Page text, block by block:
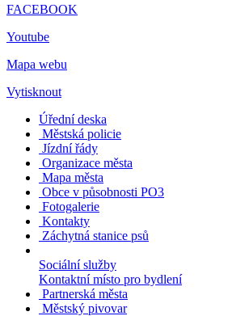
FACEBOOK
Youtube
Mapa webu
Vytisknout
Úřední deska
Městská policie
Jízdní řády
Organizace města
Mapa města
Obce v působnosti PO3
Fotogalerie
Kontakty
Záchytná stanice psů
Sociální služby
Kontaktní místo pro bydlení
Partnerská města
Městský pivovar